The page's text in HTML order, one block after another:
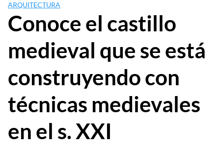
ARQUITECTURA
Conoce el castillo
medieval que se está
construyendo con
técnicas medievales
en el s. XXI